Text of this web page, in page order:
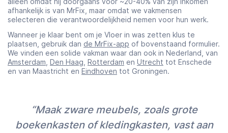
afhankelijk is van MrFix, maar omdat we vakmensen
selecteren die verantwoordelijkheid nemen voor hun werk.
Wanneer je klaar bent om je Vloer in was zetten klus te
plaatsen, gebruik dan de MrFix-app of bovenstaand formulier.
We vinden een solide vakman waar dan ook in Nederland, van
Amsterdam Den Haag Rotterdam en Utrecht tot Enschede
en van Maastricht en Eindhoven tot Groningen.
“Maak zware meubels, zoals grote
boekenkasten of kledingkasten, vast aan